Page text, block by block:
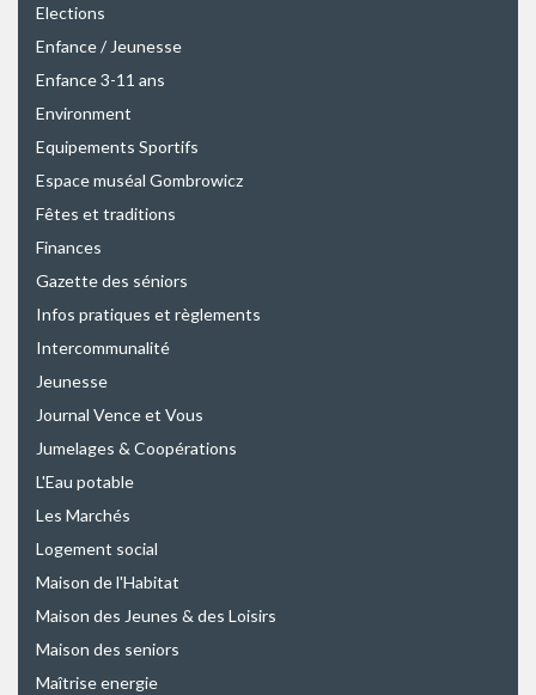
Elections
Enfance / Jeunesse
Enfance 3-11 ans
Environment
Equipements Sportifs
Espace muséal Gombrowicz
Fêtes et traditions
Finances
Gazette des séniors
Infos pratiques et règlements
Intercommunalité
Jeunesse
Journal Vence et Vous
Jumelages & Coopérations
L'Eau potable
Les Marchés
Logement social
Maison de l'Habitat
Maison des Jeunes & des Loisirs
Maison des seniors
Maîtrise energie